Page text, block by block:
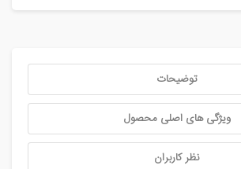
توضیحات
ویژگی های اصلی محصول
نظر کاربران